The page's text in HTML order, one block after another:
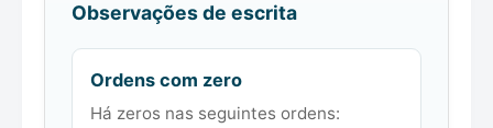
Observações de escrita
Ordens com zero
Há zeros nas seguintes ordens: